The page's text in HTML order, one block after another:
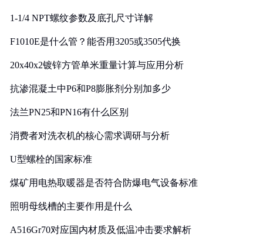
1-1/4 NPT螺纹参数及底孔尺寸详解
F1010E是什么管？能否用3205或3505代换
20x40x2镀锌方管单米重量计算与应用分析
抗渗混凝土中P6和P8膨胀剂分别加多少
法兰PN25和PN16有什么区别
消费者对洗衣机的核心需求调研与分析
U型螺栓的国家标准
煤矿用电热取暖器是否符合防爆电气设备标准
照明母线槽的主要作用是什么
A516Gr70对应国内材质及低温冲击要求解析